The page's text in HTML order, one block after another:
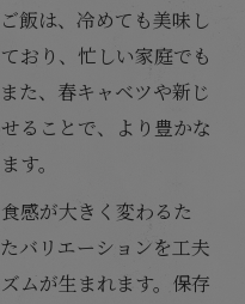
飯は、冷めても美味し
おり、忙しい家庭でも
た、春キャベツや新じ
ることで、より豊かな
す。
感が大きく変わるた
バリエーションを工夫
ムが生まれます。保存